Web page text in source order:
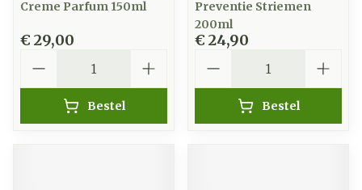
Creme Parfum 150ml
€ 29,00
Bestel
Preventie Striemen
200ml
€ 24,90
Bestel